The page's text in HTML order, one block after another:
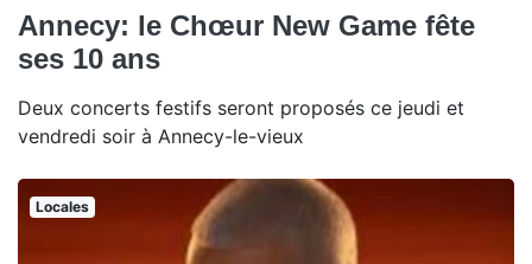
Annecy: le Chœur New Game fête
ses 10 ans
Deux concerts festifs seront proposés ce jeudi et
vendredi soir à Annecy-le-vieux
Locales